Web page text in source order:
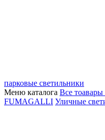
парковые светильники
Меню каталога Все тоавары
FUMAGALLI Уличные